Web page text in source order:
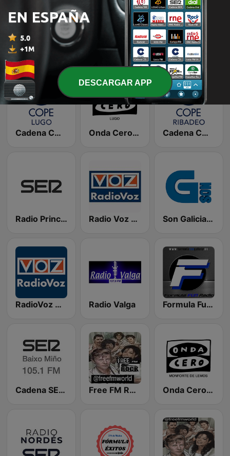
Radio María España Radio Municipal de Tui
Cadena COPE Lugo Onda Cero Lugo Cadena COPE Ribadeo
Radio Principal Monforte SER Radio Voz Santiago Son Galicia Radio
RadioVoz Vigo Radio Valga Formula Fun Galicia
Cadena SER Baixo Miño Free FM Rock Onda Cero Monforte de Lemos
DESCARGAR APP